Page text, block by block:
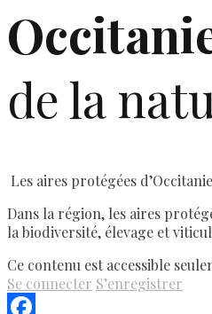
de la
Les aires protégées
Dans la région, les aires
la biodiversité, élevage et
Ce contenu est accessible
Se connecter S’enregistrer